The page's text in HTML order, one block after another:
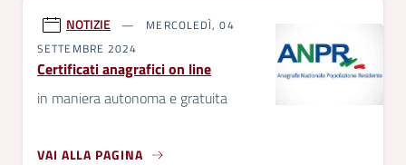
NOTIZIE
MERCOLEDÌ, 04
SETTEMBRE 2024
Certificati anagrafici on line
in maniera autonoma e gratuita
VAI ALLA PAGINA